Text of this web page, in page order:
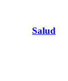
Salud